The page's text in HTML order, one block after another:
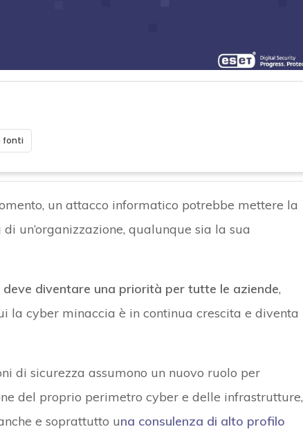
fonti
un attacco informatico potrebbe mettere la
un’organizzazione, qualunque sia la sua
deve diventare una priorità per tutte le aziende,
la cyber minaccia è in continua crescita e diventa
di sicurezza assumono un nuovo ruolo per
del proprio perimetro cyber e delle infrastrutture,
e soprattutto una consulenza di alto profilo